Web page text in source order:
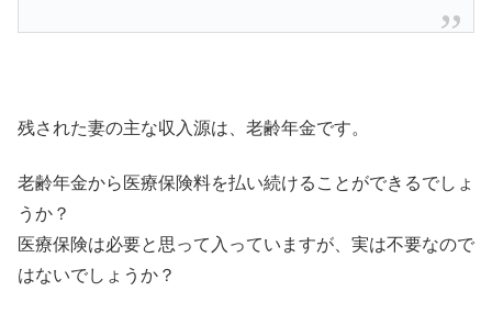
残された妻の主な収入源は、老齢年金です。
老齢年金から医療保険料を払い続けることができるでしょ
うか？
医療保険は必要と思って入っていますが、実は不要なので
はないでしょうか？